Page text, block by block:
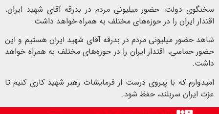
سخنگوی دولت: حضور میلیونی مردم در بدرقه آقای شهید ایران،
اقتدار ایران را در حوزه‌های مختلف به همراه خواهد داشت.
شاهد حضور میلیونی مردم در بدرقه آقای شهید ایران هستیم و این
حضور حماسی، اقتدار ایران را در حوزه‌های مختلف به همراه خواهد
داشت.
امیدوارم که با پیروی درست از فرمایشات رهبر شهید کاری کنیم تا
عزت ایران سربلند، حفظ شود.